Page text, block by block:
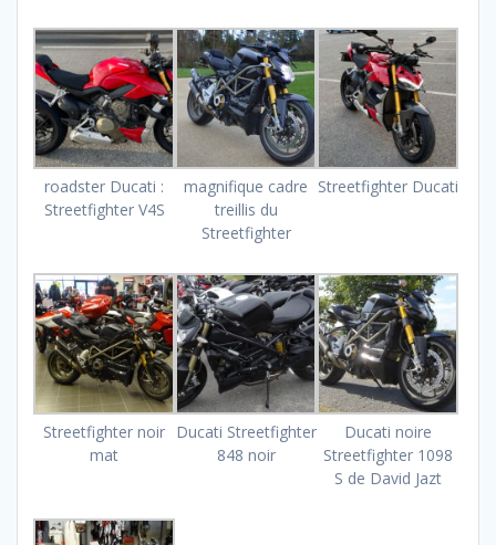
roadster Ducati :
Streetfighter V4S
magnifique cadre
treillis du
Streetfighter
Streetfighter Ducati
Streetfighter noir
mat
Ducati Streetfighter
848 noir
Ducati noire
Streetfighter 1098
S de David Jazt